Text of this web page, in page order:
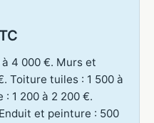
4 000 €. Murs et
Toiture tuiles : 1 500 à
1 200 à 2 200 €.
et peinture : 500